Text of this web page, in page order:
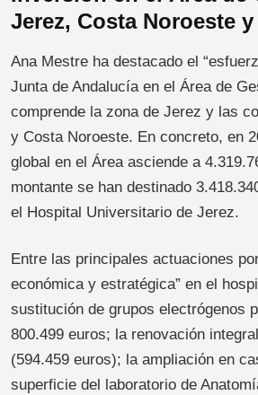
Jerez, Costa Noroeste
Ana Mestre ha destacado el
Junta de Andalucía en el Área de
comprende la zona de Jerez y las
y Costa Noroeste. En concreto, en
global en el Área asciende a
montante se han destinado
el Hospital Universitario de Jerez.
Entre las principales actuaciones
económica y estratégica” en el
sustitución de grupos electrógenos
800.499 euros; la renovación
(594.459 euros); la ampliación en
superficie del laboratorio de